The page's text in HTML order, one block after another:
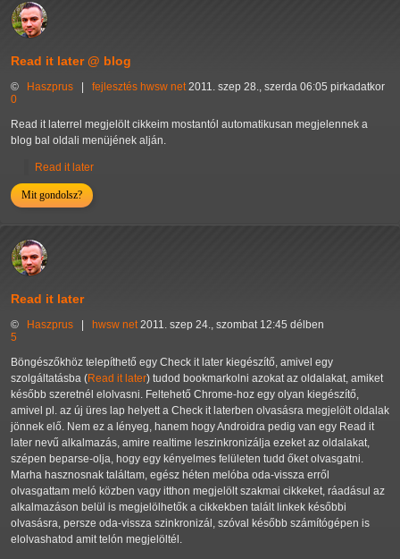
Read it later @ blog
© Haszprus fejlesztés hwsw net 2011. szep 28., szerda 06:05 pirkadatkor
0
Read it laterrel megjelölt cikkeim mostantól automatikusan megjelennek a
blog bal oldali menüjének alján.
Read it later
Mit gondolsz?
Read it later
© Haszprus hwsw net 2011. szep 24., szombat 12:45 délben
5
Böngészőkhöz telepíthető egy Check it later kiegészítő, amivel egy
szolgáltatásba (Read it later) tudod bookmarkolni azokat az oldalakat, amiket
később szeretnél elolvasni. Feltehető Chrome-hoz egy olyan kiegészítő,
amivel pl. az új üres lap helyett a Check it laterben olvasásra megjelölt oldalak
jönnek elő. Nem ez a lényeg, hanem hogy Androidra pedig van egy Read it
later nevű alkalmazás, amire realtime leszinkronizálja ezeket az oldalakat,
szépen beparse-olja, hogy egy kényelmes felületen tudd őket olvasgatni.
Marha hasznosnak találtam, egész héten melóba oda-vissza erről
olvasgattam meló közben vagy itthon megjelölt szakmai cikkeket, ráadásul az
alkalmazáson belül is megjelölhetők a cikkekben talált linkek későbbi
olvasásra, persze oda-vissza szinkronizál, szóval később számítógépen is
elolvashatod amit telón megjelöltél.